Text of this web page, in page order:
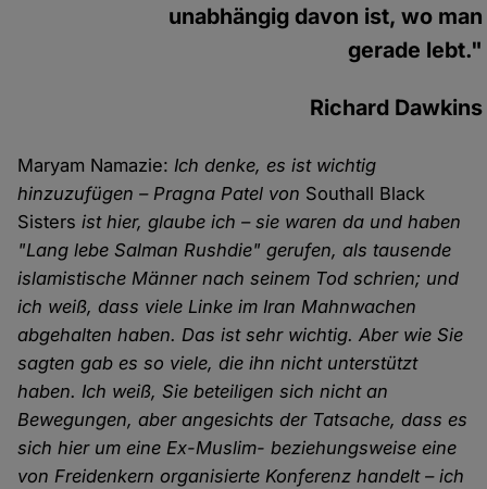
unabhängig davon ist, wo man
gerade lebt."
Richard Dawkins
Maryam Namazie:Ich denke, es ist wichtig
hinzuzufügen – Pragna Patel von Southall Black
Sisters ist hier, glaube ich – sie waren da und haben
"Lang lebe Salman Rushdie" gerufen, als tausende
islamistische Männer nach seinem Tod schrien; und
ich weiß, dass viele Linke im Iran Mahnwachen
abgehalten haben. Das ist sehr wichtig. Aber wie Sie
sagten gab es so viele, die ihn nicht unterstützt
haben. Ich weiß, Sie beteiligen sich nicht an
Bewegungen, aber angesichts der Tatsache, dass es
sich hier um eine Ex-Muslim- beziehungsweise eine
von Freidenkern organisierte Konferenz handelt – ich